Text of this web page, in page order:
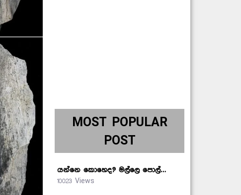
MOST POPULAR
POST
යන්නෙ කොහෙද? මල්ලෙ පොල්…
10023 Views